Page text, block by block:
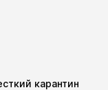
карантин